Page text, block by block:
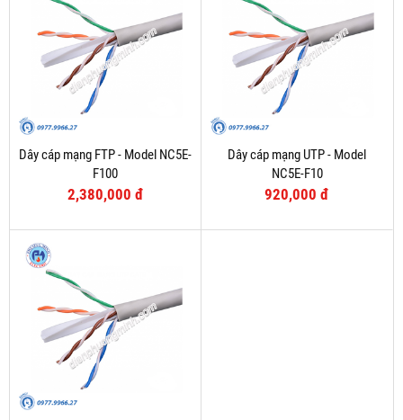
Dây cáp mạng FTP - Model NC5E-
F100
2,380,000 đ
Dây cáp mạng UTP - Model
NC5E-F10
920,000 đ